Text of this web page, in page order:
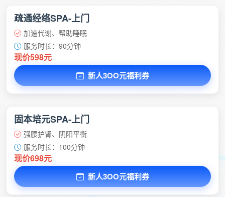
疏通经络SPA-上门
加速代谢、帮助睡眠
服务时长：90分钟
现价598元
新人3OO元福利券
固本培元SPA-上门
强腰护肾、阴阳平衡
服务时长：100分钟
现价698元
新人3OO元福利券